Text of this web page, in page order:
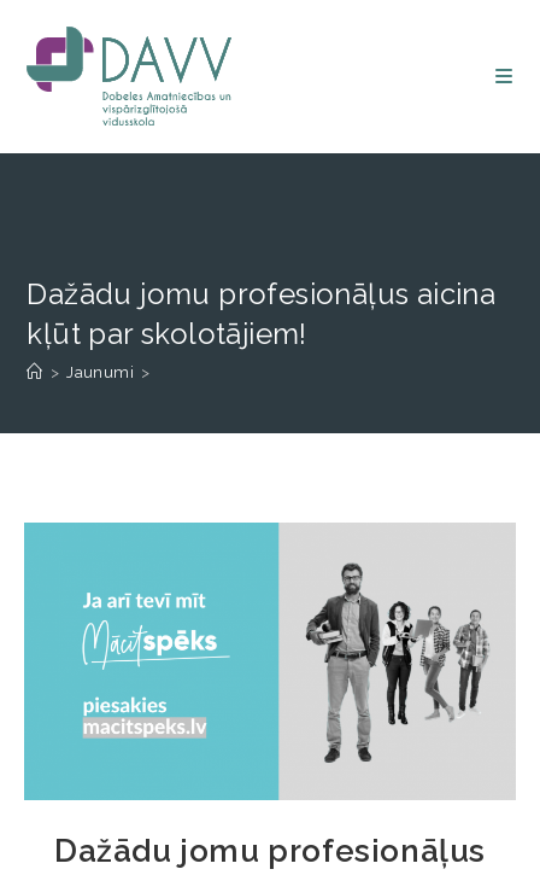
Dažādu jomu profesionāļus aicina
kļūt par skolotājiem!
> Jaunumi >
Dažādu jomu profesionāļus